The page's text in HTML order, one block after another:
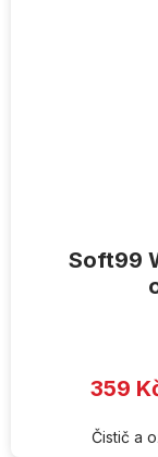
Soft99
359
Čistič a